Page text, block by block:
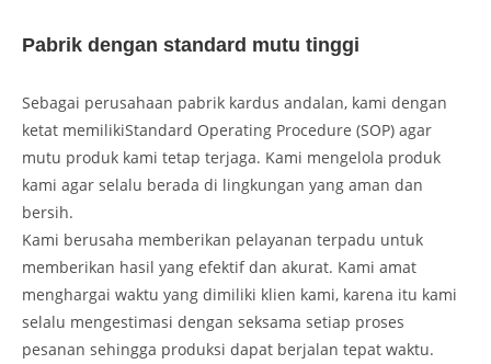
Pabrik dengan standard mutu tinggi
Sebagai perusahaan pabrik kardus andalan, kami dengan
ketat memilikiStandard Operating Procedure (SOP) agar
mutu produk kami tetap terjaga. Kami mengelola produk
kami agar selalu berada di lingkungan yang aman dan
bersih.
Kami berusaha memberikan pelayanan terpadu untuk
memberikan hasil yang efektif dan akurat. Kami amat
menghargai waktu yang dimiliki klien kami, karena itu kami
selalu mengestimasi dengan seksama setiap proses
pesanan sehingga produksi dapat berjalan tepat waktu.